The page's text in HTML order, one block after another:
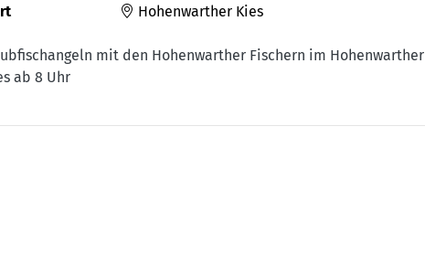
Hohenwarther Kies
mit den Hohenwarther Fischern im Hohenwarther
ab 8 Uhr